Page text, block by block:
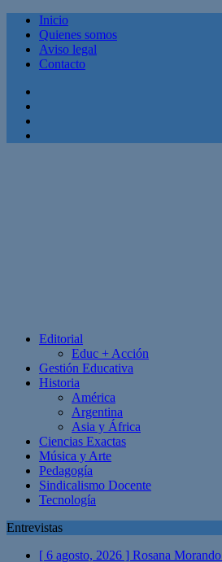
Inicio
Quienes somos
Aviso legal
Contacto
Editorial
Educ + Acción
Gestión Educativa
Historia
América
Argentina
Asia y África
Ciencias Exactas
Música y Arte
Pedagogía
Sindicalismo Docente
Tecnología
Entrevistas
[ 6 agosto, 2026 ] Rosana